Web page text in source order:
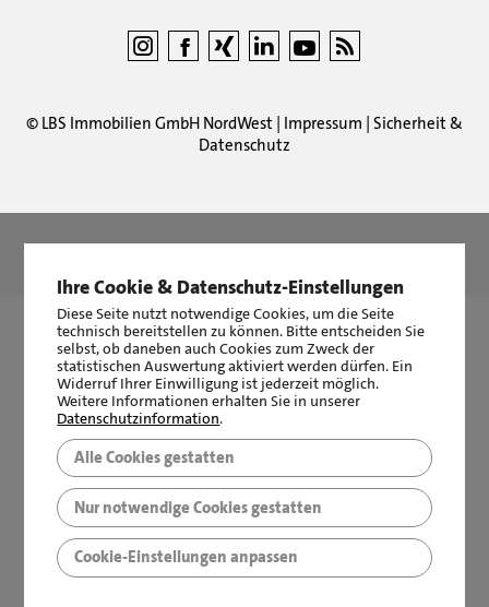
© LBS Immobilien GmbH NordWest Impressum Sicherheit &
Datenschutz
Ihre Cookie & Datenschutz-Einstellungen
Diese Seite nutzt notwendige Cookies, um die Seite
technisch bereitstellen zu können. Bitte entscheiden Sie
selbst, ob daneben auch Cookies zum Zweck der
statistischen Auswertung aktiviert werden dürfen. Ein
Widerruf Ihrer Einwilligung ist jederzeit möglich.
Weitere Informationen erhalten Sie in unserer
Datenschutzinformation.
Alle Cookies gestatten
Nur notwendige Cookies gestatten
Cookie-Einstellungen anpassen